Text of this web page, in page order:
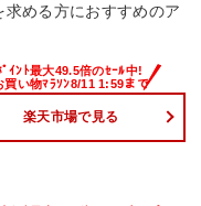
める方におすすめのア
楽天市場で見る